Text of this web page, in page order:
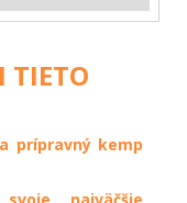
TIETO
prípravný kemp